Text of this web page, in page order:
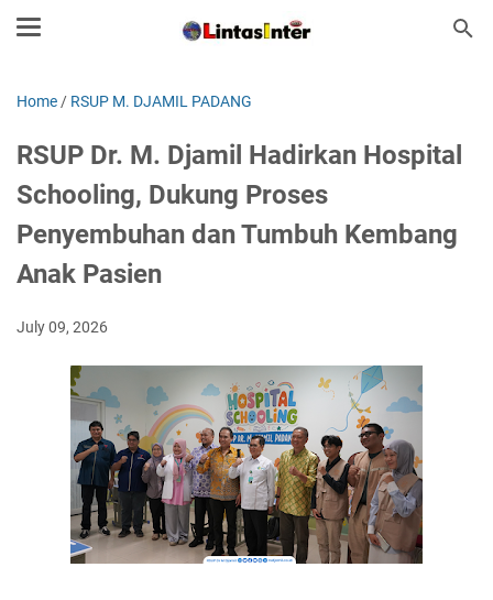
Home / RSUP M. DJAMIL PADANG
RSUP Dr. M. Djamil Hadirkan Hospital
Schooling, Dukung Proses
Penyembuhan dan Tumbuh Kembang
Anak Pasien
July 09, 2026